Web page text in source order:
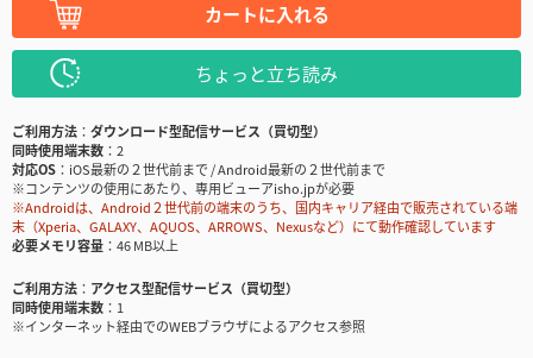
カートに入れる
ちょっと立ち読み
ご利用方法
ダウンロード型配信サービス（買切型）
同時使用端末数
2
対応OS
iOS最新の２世代前まで / Android最新の２世代前まで
※コンテンツの使用にあたり、専用ビューアisho.jpが必要
※Androidは、Android２世代前の端末のうち、国内キャリア経由で販売されている端
末（Xperia、GALAXY、AQUOS、ARROWS、Nexusなど）にて動作確認しています
必要メモリ容量
46 MB以上
ご利用方法
アクセス型配信サービス（買切型）
同時使用端末数
1
※インターネット経由でのWEBブラウザによるアクセス参照